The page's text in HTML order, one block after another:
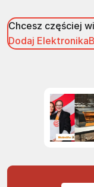
Chcesz częściej
Dodaj